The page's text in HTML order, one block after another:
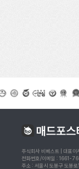
주식회사 비베스트 | 대표이
전화번호/이메일 : 1661-
주소 : 서울시 도봉구 도봉